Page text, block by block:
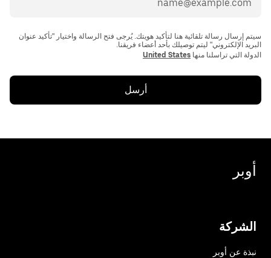
سيتم إرسال رسالة تلقائية هنا لتأكيد هويتك. يُرجى فتح الرسالة واختيار "تأكيد عنوان
الدولة التي تراسلنا منها United States
أرسل
أوبر
الشركة
نبذة عن أوبر